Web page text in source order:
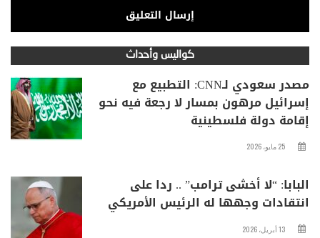
كواليس وأحداث
مصدر سعودي لـCNN: التطبيع مع
إسرائيل مرهون بمسار لا رجعة فيه نحو
إقامة دولة فلسطينية
25 مايو، 2026
البابا: “لا أخشى ترامب” .. ردا على
انتقادات وجهها له الرئيس الأمريكي
13 أبريل، 2026